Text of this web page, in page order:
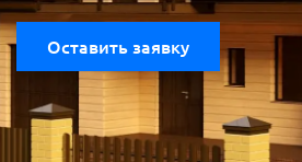
Оставить заявку